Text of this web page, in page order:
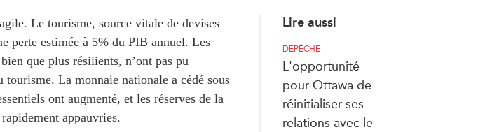
Lire aussi
DÉPÊCHE
L'opportunité
pour Ottawa de
réinitialiser ses
relations avec le
Le tourisme, source vitale de devises
perte estimée à 5% du PIB annuel. Les
que plus résilients, n’ont pas pu
La monnaie nationale a cédé sous
ont augmenté, et les réserves de la
appauvries.